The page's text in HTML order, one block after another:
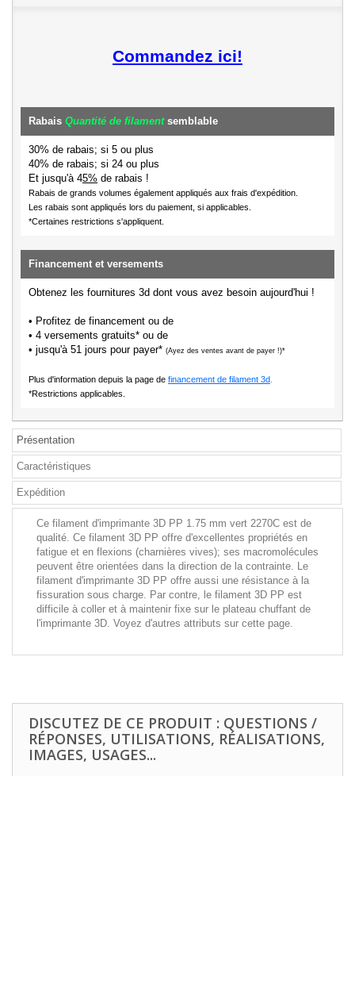
Commandez ici!
Rabais Quantité de filamentsemblable
30% de rabais; si 5 ou plus
40% de rabais; si 24 ou plus
Et jusqu'à 45% de rabais !
Rabais de grands volumes également appliqués aux frais d'expédition.
Les rabais sont appliqués lors du paiement, si applicables.
*Certaines restrictions s'appliquent.
Financement et versements
Obtenez les fournitures 3d dont vous avez besoin aujourd'hui !
• Profitez de financement ou de
• 4 versements gratuits* ou de
• jusqu'à 51 jours pour payer* (Ayez des ventes avant de payer !)*
Plus d'information depuis la page de financement de filament 3d
*Restrictions applicables.
Présentation
Caractéristiques
Expédition
Ce filament d'imprimante 3D PP 1.75 mm vert 2270C est de
qualité. Ce filament 3D PP offre d'excellentes propriétés en
fatigue et en flexions (charnières vives); ses macromolécules
peuvent être orientées dans la direction de la contrainte. Le
filament d'imprimante 3D PP offre aussi une résistance à la
fissuration sous charge. Par contre, le filament 3D PP est
difficile à coller et à maintenir fixe sur le plateau chuffant de
l'imprimante 3D. Voyez d'autres attributs sur cette page.
DISCUTEZ DE CE PRODUIT : QUESTIONS /
RÉPONSES, UTILISATIONS, RÉALISATIONS,
IMAGES, USAGES...